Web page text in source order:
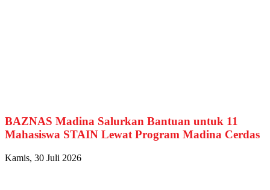
BAZNAS Madina Salurkan Bantuan untuk 11
Mahasiswa STAIN Lewat Program Madina Cerdas
Kamis, 30 Juli 2026